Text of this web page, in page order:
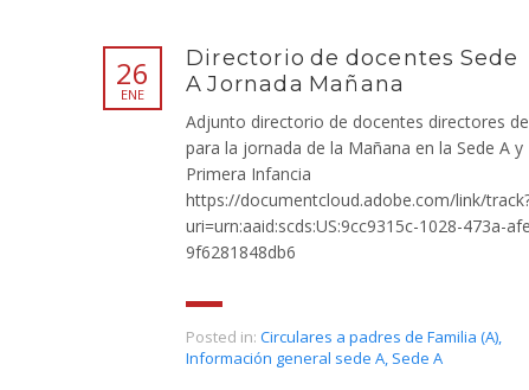
26
ENE
Directorio de docentes Sede
A Jornada Mañana
Adjunto directorio de docentes directores
para la jornada de la Mañana en la Sede A y
Primera Infancia
https://documentcloud.adobe.com/link/
uri=urn:aaid:scds:US:9cc9315c-1028-473a-
9f6281848db6
Posted in: Circulares a padres de Familia (A),
Información general sede A, Sede A